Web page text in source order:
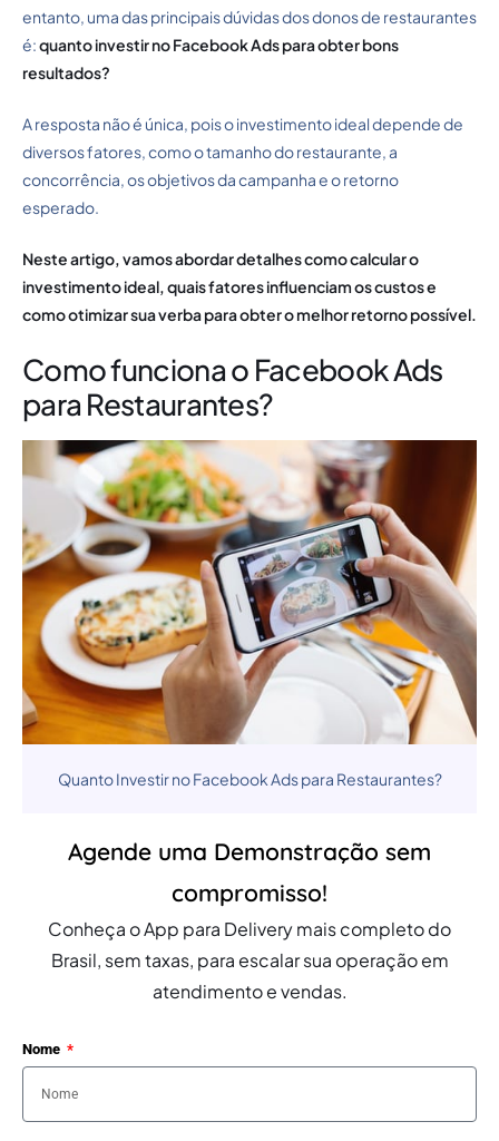
entanto, uma das principais dúvidas dos donos de restaurantes
é:quanto investir no Facebook Ads para obter bons
resultados?
A resposta não é única, pois o investimento ideal depende de
diversos fatores, como o tamanho do restaurante, a
concorrência, os objetivos da campanha e o retorno
esperado.
Neste artigo, vamos abordar detalhes como calcular o
investimento ideal, quais fatores influenciam os custos e
como otimizarsua verbapara obter o melhor retorno possível.
Como funciona o Facebook Ads
para Restaurantes?
Quanto Investir no Facebook Ads para Restaurantes?
Agende uma Demonstração sem
compromisso!
Conheça o App para Delivery mais completo do
Brasil, sem taxas, para escalar sua operação em
atendimento e vendas.
Nome